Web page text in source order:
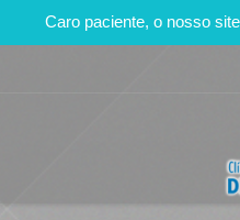
Caro paciente, o nosso